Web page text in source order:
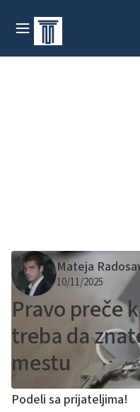
Mateja
10/11/2025
Pravo preče
treba da
mestu
Podeli sa prijateljima!